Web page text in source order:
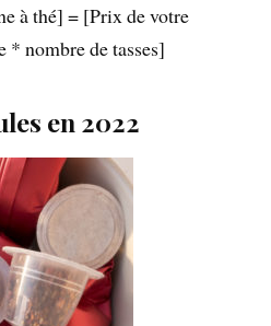
à thé] = [Prix de votre
* nombre de tasses]
en 2022